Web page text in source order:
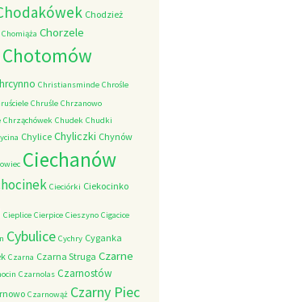
Chodzież
Chomiąża Chorzele
Chotomów
Christiansminde Chrośle
Chruśle Chrzanowo
Chrząchówek Chudek Chudki
Chylice Chyliczki Chynów
Ciechanów
Cieciórki Ciekocinko
Cieplice Cierpice Cieszyno Cigacice
Cybulice Cychry Cyganka
Czarna Czarna Struga Czarne
Czarnolas Czarnostów
Czarnowąż Czarny Piec